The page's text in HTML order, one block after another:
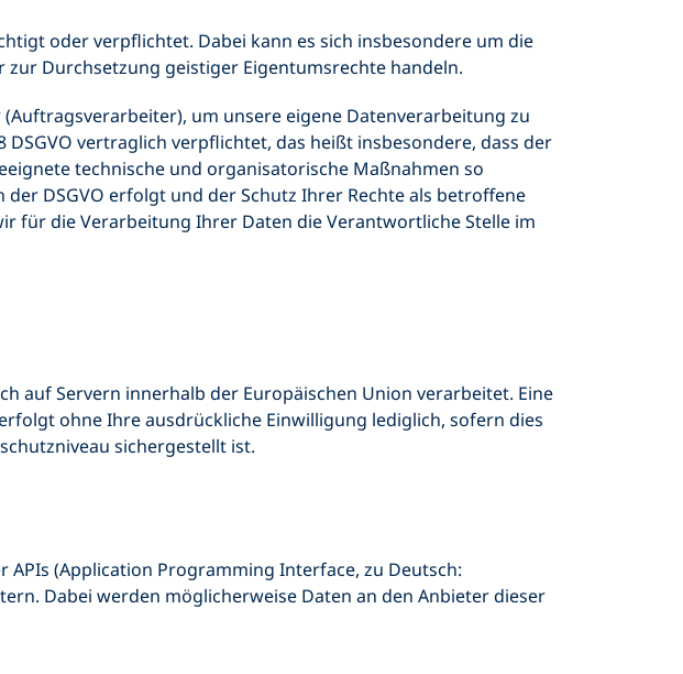
oder verpflichtet. Dabei kann es sich insbesondere um die
Durchsetzung geistiger Eigentumsrechte handeln.
um unsere eigene Datenverarbeitung zu
vertraglich verpflichtet, das heißt insbesondere, dass der
technische und organisatorische Maßnahmen so
DSGVO erfolgt und der Schutz Ihrer Rechte als betroffene
für die Verarbeitung Ihrer Daten die Verantwortliche Stelle im
auf Servern innerhalb der Europäischen Union verarbeitet. Eine
ohne Ihre ausdrückliche Einwilligung lediglich, sofern dies
sichergestellt ist.
(Application Programming Interface, zu Deutsch:
Dabei werden möglicherweise Daten an den Anbieter dieser